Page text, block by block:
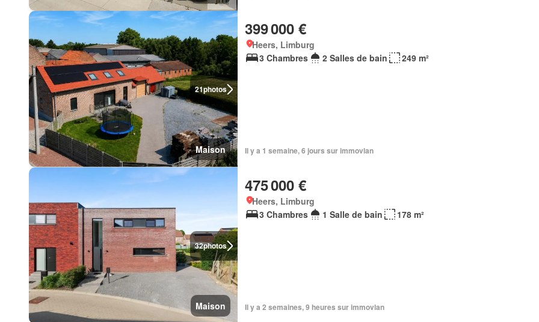
21photos
Maison
399 000 €
Heers, Limburg
3 Chambres
2 Salles de bain 249 m²
Il y a 1 semaine, 6 jours sur immovlan
32photos
Maison
475 000 €
Heers, Limburg
3 Chambres
1 Salle de bain 178 m²
Il y a 2 semaines, 9 heures sur immovlan